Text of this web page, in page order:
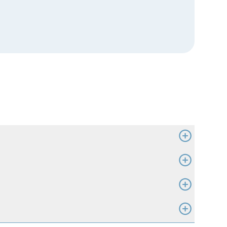
Philipe Bilodeau, Jean-
Tammy Laurin